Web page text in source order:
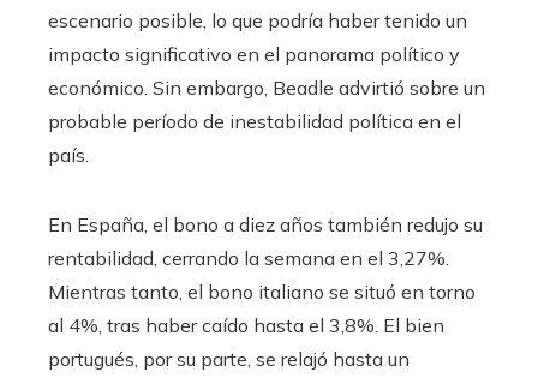
escenario posible, lo que podría haber tenido un
impacto significativo en el panorama político y
económico. Sin embargo, Beadle advirtió sobre un
probable período de inestabilidad política en el
país.
En España, el bono a diez años también redujo su
rentabilidad, cerrando la semana en el 3,27%.
Mientras tanto, el bono italiano se situó en torno
al 4%, tras haber caído hasta el 3,8%. El bien
portugués, por su parte, se relajó hasta un